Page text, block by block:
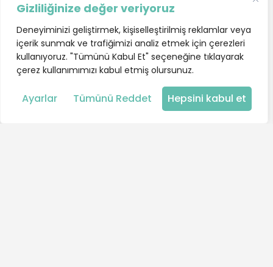
Gizliliğinize değer veriyoruz
Deneyiminizi geliştirmek, kişiselleştirilmiş reklamlar veya
içerik sunmak ve trafiğimizi analiz etmek için çerezleri
kullanıyoruz. "Tümünü Kabul Et" seçeneğine tıklayarak
çerez kullanımımızı kabul etmiş olursunuz.
Ayarlar Tümünü Reddet Hepsini kabul et
Harita